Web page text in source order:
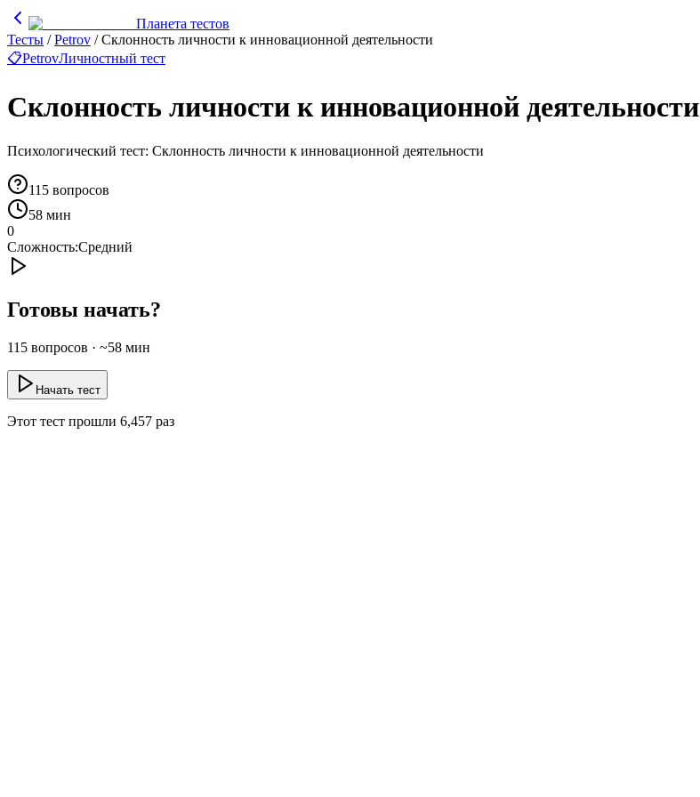
Планета тестов
Тесты /Petrov /Склонность личности к инновационной деятельности
📋PetrovЛичностный тест
Склонность личности к инновационной деятельности
Психологический тест: Склонность личности к инновационной деятельности
115 вопросов
58 мин
0
Сложность:Средний
Готовы начать?
115 вопросов · ~58 мин
Начать тест
Этот тест прошли 6,457 раз